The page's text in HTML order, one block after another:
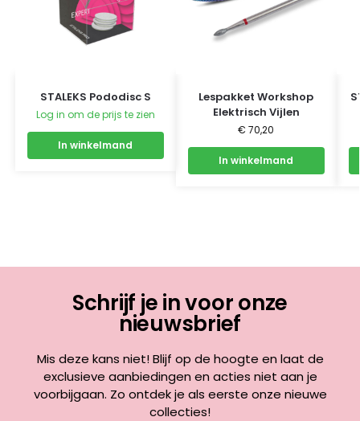
STALEKS Pododisc S
Log in om de prijs te zien
In winkelmand
Lespakket Workshop
Elektrisch Vijlen
€ 70,20
In winkelmand
Schrijf je in voor onze
nieuwsbrief
Mis deze kans niet! Blijf op de hoogte en laat de
exclusieve aanbiedingen en acties niet aan je
voorbijgaan. Zo ontdek je als eerste onze nieuwe
collecties!